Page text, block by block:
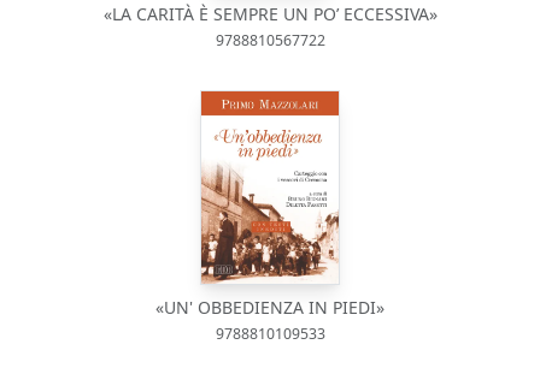
«LA CARITÀ È SEMPRE UN PO’ ECCESSIVA»
9788810567722
«UN' OBBEDIENZA IN PIEDI»
9788810109533